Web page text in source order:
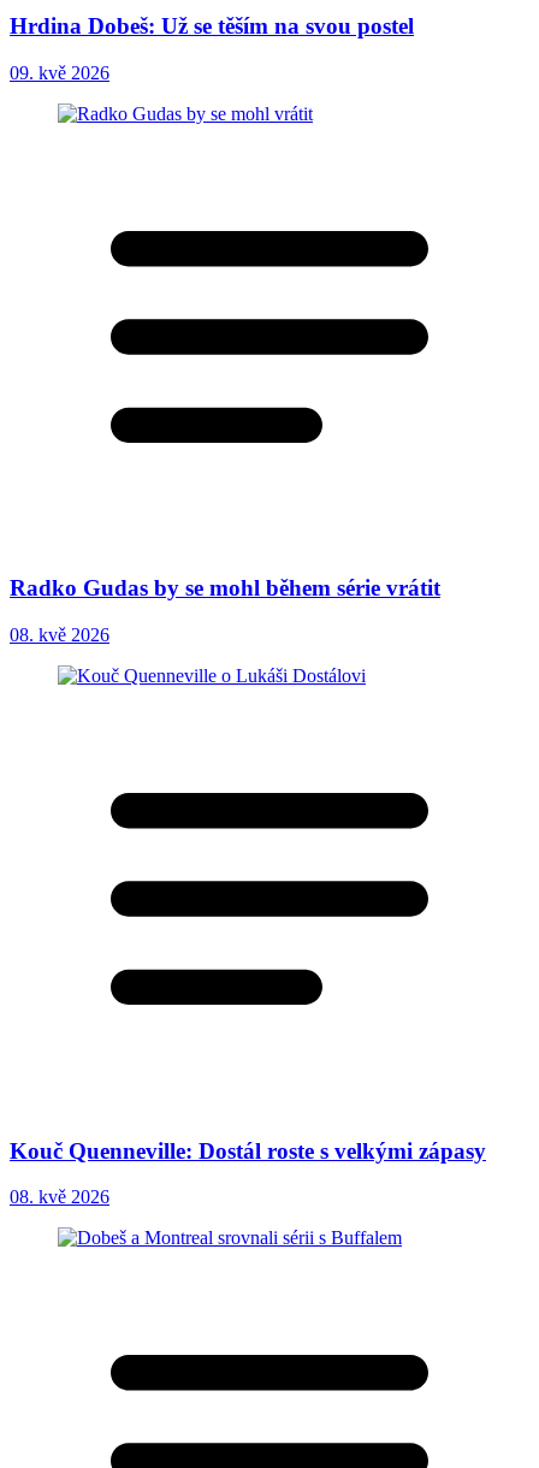
Hrdina Dobeš: Už se těším na svou postel
09. kvě 2026
Radko Gudas by se mohl během série vrátit
08. kvě 2026
Kouč Quenneville: Dostál roste s velkými zápasy
08. kvě 2026